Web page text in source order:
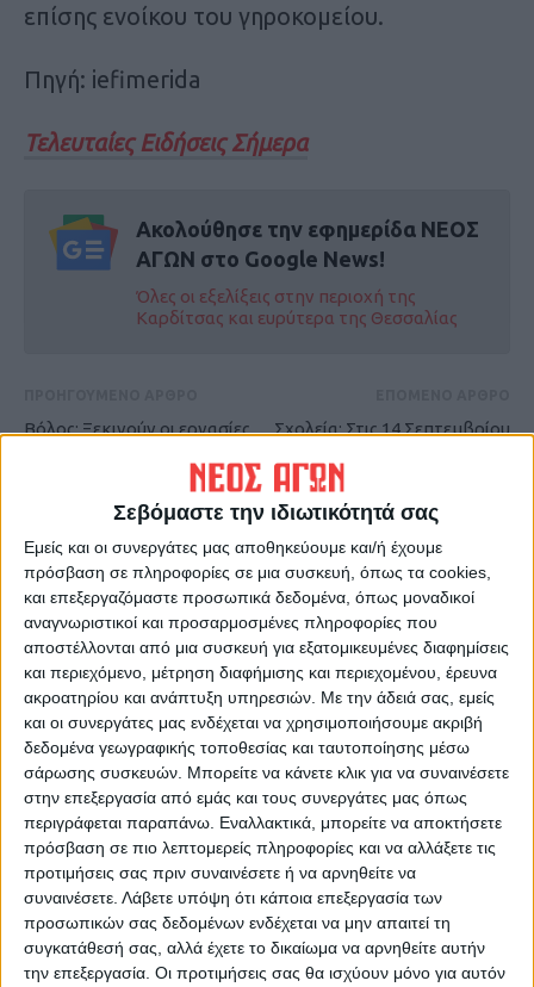
Σεβόμαστε την ιδιωτικότητά σας
Εμείς και οι συνεργάτες μας αποθηκεύουμε και/ή έχουμε
πρόσβαση σε πληροφορίες σε μια συσκευή, όπως τα cookies,
και επεξεργαζόμαστε προσωπικά δεδομένα, όπως μοναδικοί
αναγνωριστικοί και προσαρμοσμένες πληροφορίες που
αποστέλλονται από μια συσκευή για εξατομικευμένες διαφημίσεις
και περιεχόμενο, μέτρηση διαφήμισης και περιεχομένου, έρευνα
ακροατηρίου και ανάπτυξη υπηρεσιών. Με την άδειά σας, εμείς
και οι συνεργάτες μας ενδέχεται να χρησιμοποιήσουμε ακριβή
δεδομένα γεωγραφικής τοποθεσίας και ταυτοποίησης μέσω
σάρωσης συσκευών. Μπορείτε να κάνετε κλικ για να συναινέσετε
στην επεξεργασία από εμάς και τους συνεργάτες μας όπως
περιγράφεται παραπάνω. Εναλλακτικά, μπορείτε να αποκτήσετε
πρόσβαση σε πιο λεπτομερείς πληροφορίες και να αλλάξετε τις
προτιμήσεις σας πριν συναινέσετε ή να αρνηθείτε να
συναινέσετε. Λάβετε υπόψη ότι κάποια επεξεργασία των
προσωπικών σας δεδομένων ενδέχεται να μην απαιτεί τη
συγκατάθεσή σας, αλλά έχετε το δικαίωμα να αρνηθείτε αυτήν
την επεξεργασία. Οι προτιμήσεις σας θα ισχύουν μόνο για αυτόν
επίσης ενοίκου του γηροκομείου.
Πηγή: iefimerida
Τελευταίες Ειδήσεις Σήμερα
Ακολούθησε την εφημερίδα ΝΕΟΣ
ΑΓΩΝ στο Google News!
Όλες οι εξελίξεις στην περιοχή της
Καρδίτσας και ευρύτερα της Θεσσαλίας
Βόλος: Ξεκινούν οι εργασίες
κόμβου της οδού Αθηνών
Σχολεία: Στις 14 Σεπτεμβρίου
νέα μέτρα που θα ισχύσουν
ΝΕΟΣ ΑΓΩΝ
https://neosagon.gr
Η Αρχαιότερη Καθημερινή Πρωινή Εφημερίδα της Καρδίτσας
ΠΑΡΟΜΟΙΑ ΑΡΘΡΑ